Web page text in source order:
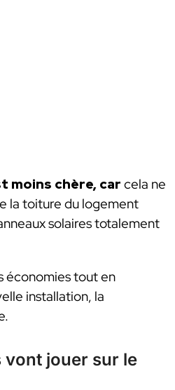
moins chère, car cela ne
la toiture du logement
solaires totalement
économies tout en
installation, la
vont jouer sur le